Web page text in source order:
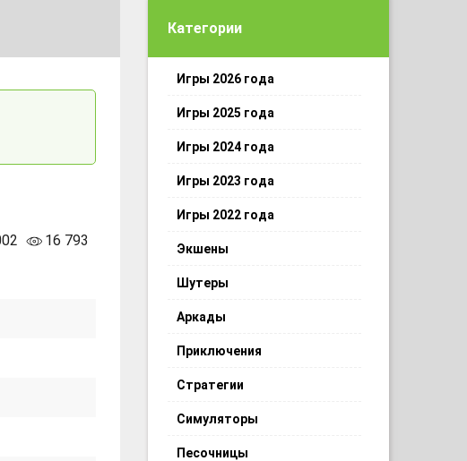
16 793
Категории
Игры 2026 года
Игры 2025 года
Игры 2024 года
Игры 2023 года
Игры 2022 года
Экшены
Шутеры
Аркады
Приключения
Стратегии
Симуляторы
Песочницы